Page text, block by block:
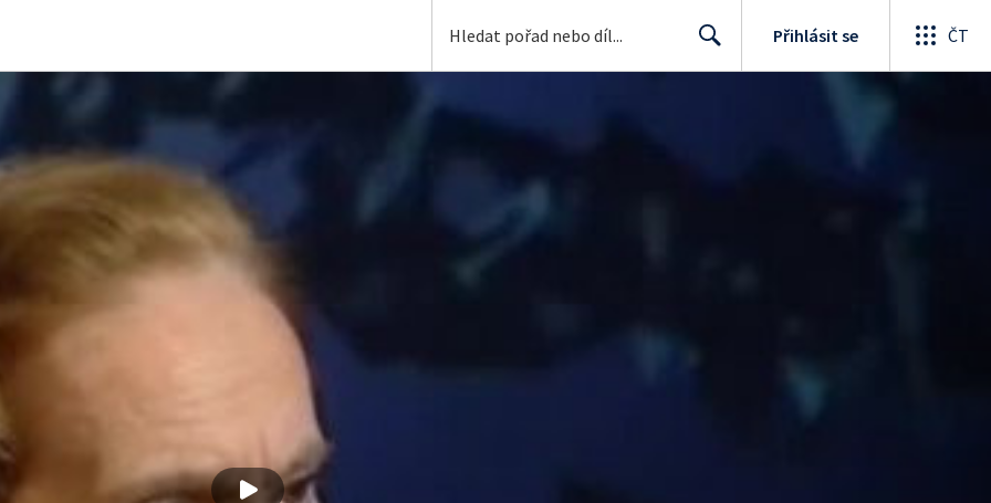
Přihlásit se ČT